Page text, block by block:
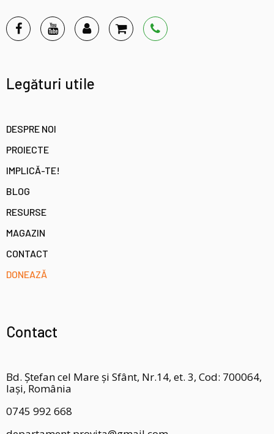
Legături utile
DESPRE NOI
PROIECTE
IMPLICĂ-TE!
BLOG
RESURSE
MAGAZIN
CONTACT
DONEAZĂ
Contact
Bd. Ștefan cel Mare și Sfânt, Nr.14, et. 3, Cod: 700064,
Iași, România
0745 992 668